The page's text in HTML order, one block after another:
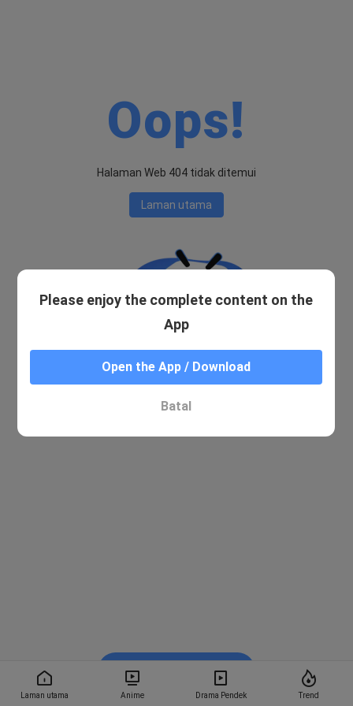
Laman utama Anime Drama Pendek Trend
Oops!
Halaman Web 404 tidak ditemui
Laman utama
Please enjoy the complete content on the
App
Open the App / Download
Batal
Tonton dalam BiliBili